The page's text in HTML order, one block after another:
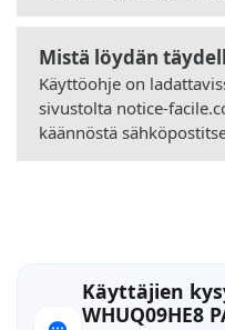
Mistä löydän
Käyttöohje on
sivustolta notice-
käännöstä
Käyttäjien
WHUQ09HE8